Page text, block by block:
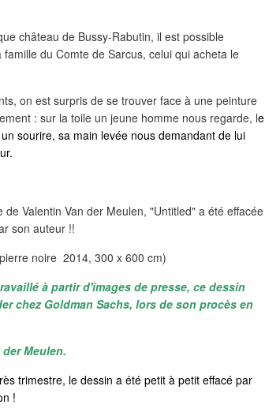
château de Bussy-Rabutin, il est possible
du Comte de Sarcus, celui qui acheta le
on est surpris de se trouver face à une peinture
: sur la toile un jeune homme nous regarde, le
sourire, sa main levée nous demandant de lui
noire 2014, 300 x 600 cm)
à partir d'images de presse, ce dessin
chez Goldman Sachs, lors de son procès en
Meulen.
trimestre, le dessin a été petit à petit effacé par
!